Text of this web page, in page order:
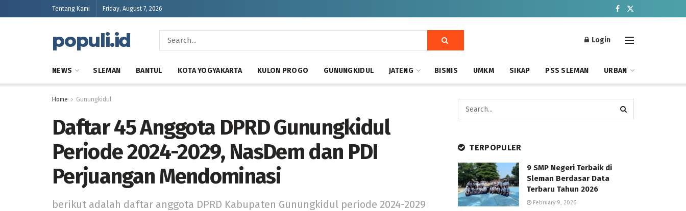
Tentang Kami Friday, August 7, 2026
populi.id Login
NEWS SLEMAN BANTUL KOTA YOGYAKARTA KULON PROGO GUNUNGKIDUL JATENG BISNIS UMKM SIKAP PSS SLEMAN URBAN
Home Gunungkidul
Daftar 45 Anggota DPRD Gunungkidul
Periode 2024-2029, NasDem dan PDI
Perjuangan Mendominasi
berikut adalah daftar anggota DPRD Kabupaten Gunungkidul periode 2024-2029
TERPOPULER
9 SMP Negeri Terbaik di
Sleman Berdasar Data
Terbaru Tahun 2026
February 9, 2026